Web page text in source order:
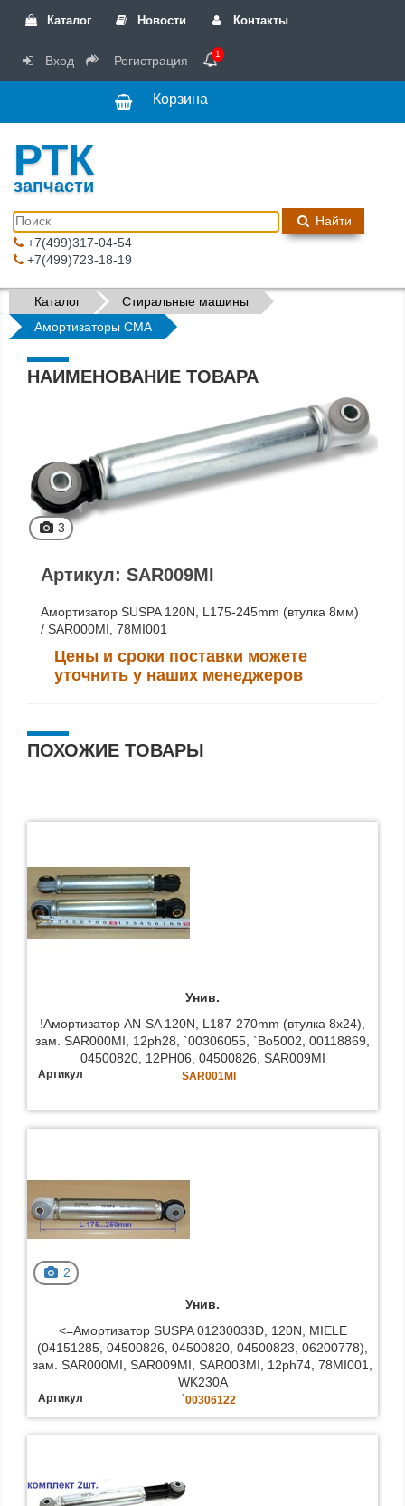
Каталог Новости Контакты
Вход Регистрация 1
Корзина
РТК
запчасти
Найти
+7(499)317-04-54
+7(499)723-18-19
Каталог
Стиральные машины
Амортизаторы СМА
НАИМЕНОВАНИЕ ТОВАРА
3
Артикул: SAR009MI
Амортизатор SUSPA 120N, L175-245mm (втулка 8мм)
/ SAR000MI, 78MI001
Цены и сроки поставки можете
уточнить у наших менеджеров
ПОХОЖИЕ ТОВАРЫ
Унив.
!Амортизатор AN-SA 120N, L187-270mm (втулка 8x24),
зам. SAR000MI, 12ph28, `00306055, `Bo5002, 00118869,
04500820, 12PH06, 04500826, SAR009MI
Артикул SAR001MI
2
Унив.
<=Амортизатор SUSPA 01230033D, 120N, MIELE
(04151285, 04500826, 04500820, 04500823, 06200778),
зам. SAR000MI, SAR009MI, SAR003MI, 12ph74, 78MI001,
WK230A
Артикул `00306122